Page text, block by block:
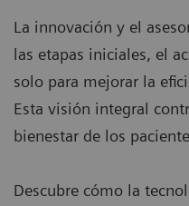
La innovación y el
las etapas iniciales, el
solo para mejorar la
Esta visión integral
bienestar de los
Descubre cómo la